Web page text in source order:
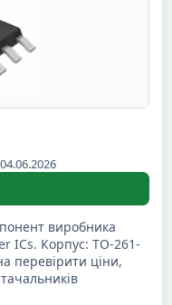
виробника
ICs. Корпус: TO-261-
перевірити ціни,